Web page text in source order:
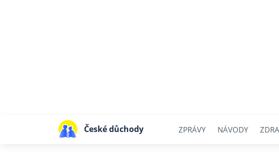
České důchody ZPRÁVY NÁVODY